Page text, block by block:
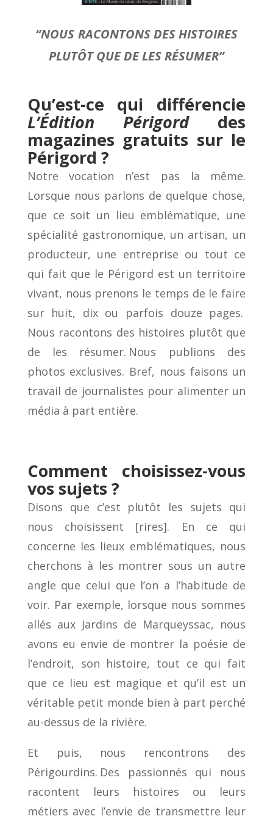
“NOUS RACONTONS DES HISTOIRES
PLUTÔT QUE DE LES RÉSUMER”
Qu’est-ce qui différencie
L’Édition Périgord des
magazines gratuits sur le
Périgord ?
Notre vocation n’est pas la même.
Lorsque nous parlons de quelque chose,
que ce soit un lieu emblématique, une
spécialité gastronomique, un artisan, un
producteur, une entreprise ou tout ce
qui fait que le Périgord est un territoire
vivant, nous prenons le temps de le faire
sur huit, dix ou parfois douze pages.
Nous racontons des histoires plutôt que
de les résumer. Nous publions des
photos exclusives. Bref, nous faisons un
travail de journalistes pour alimenter un
média à part entière.
Comment choisissez-vous
vos sujets ?
Disons que c’est plutôt les sujets qui
nous choisissent [rires]. En ce qui
concerne les lieux emblématiques, nous
cherchons à les montrer sous un autre
angle que celui que l’on a l’habitude de
voir. Par exemple, lorsque nous sommes
allés aux Jardins de Marqueyssac, nous
avons eu envie de montrer la poésie de
l’endroit, son histoire, tout ce qui fait
que ce lieu est magique et qu’il est un
véritable petit monde bien à part perché
au-dessus de la rivière.
Et puis, nous rencontrons des
Périgourdins. Des passionnés qui nous
racontent leurs histoires ou leurs
métiers avec l’envie de transmettre leur